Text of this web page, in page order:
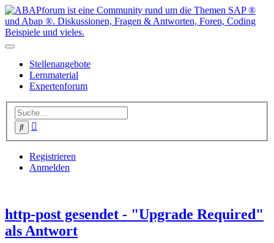
Stellenangebote
Lernmaterial
Expertenforum
Suche
Registrieren
Anmelden
http-post gesendet - "Upgrade Required"
als Antwort